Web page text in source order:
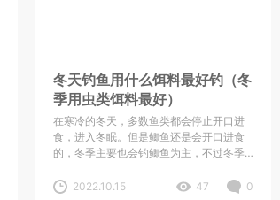
冬天钓鱼用什么饵料最好钓（冬
季用虫类饵料最好）
在寒冷的冬天，多数鱼类都会停止开口进
食，进入冬眠。但是鲫鱼还是会开口进食
的，冬季主要也会钓鲫鱼为主，不过冬季
所以冬季钓鱼，鱼饵很重要，既然如此。
2022.10.15 47 0